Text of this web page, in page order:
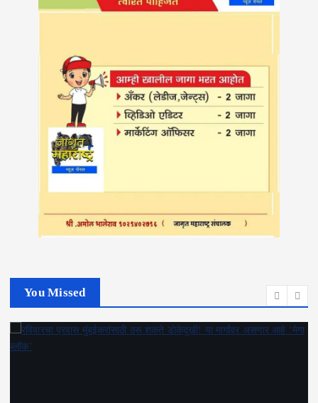
You Missed